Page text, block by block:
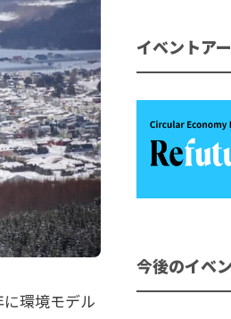
環境モデル
イベントア
今後のイベ